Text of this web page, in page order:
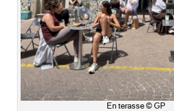
En terasse © GP